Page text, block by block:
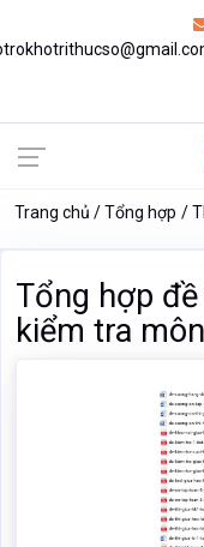
Trang chủ Tổng hợp
Tổng hợp
kiểm tra